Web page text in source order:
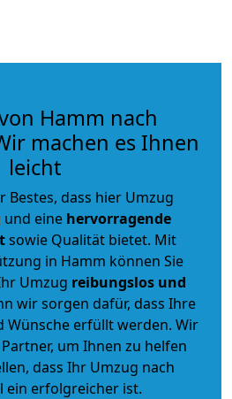
Hamm nach
machen es Ihnen
leicht
Bestes, dass hier Umzug
und eine hervorragende
sowie Qualität bietet. Mit
in Hamm können Sie
Umzug reibungslos und
wir sorgen dafür, dass Ihre
erfüllt werden. Wir
um Ihnen zu helfen
dass Ihr Umzug nach
ein erfolgreicher ist.